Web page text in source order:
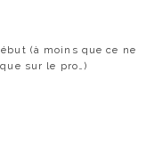
(à moins que ce ne
sur le pro…)